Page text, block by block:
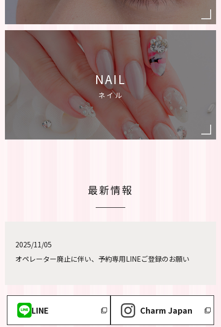
NAIL
ネイル
最新情報
2025/11/05
オペレーター廃止に伴い、予約専用LINEご登録のお願い
LINE Charm Japan